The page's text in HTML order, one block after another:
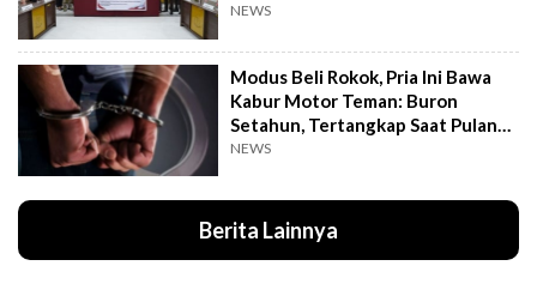
NEWS
Modus Beli Rokok, Pria Ini Bawa
Kabur Motor Teman: Buron
Setahun, Tertangkap Saat Pulang
Kampung
NEWS
Berita Lainnya